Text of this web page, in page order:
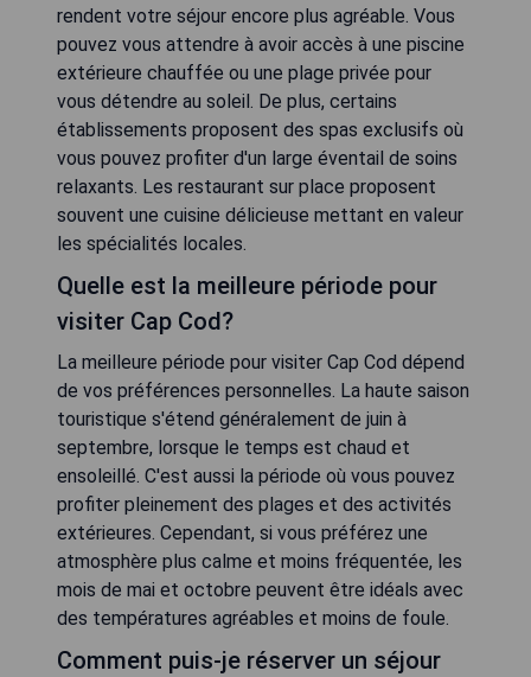
rendent votre séjour encore plus agréable. Vous
pouvez vous attendre à avoir accès à une piscine
extérieure chauffée ou une plage privée pour
vous détendre au soleil. De plus, certains
établissements proposent des spas exclusifs où
vous pouvez profiter d'un large éventail de soins
relaxants. Les restaurant sur place proposent
souvent une cuisine délicieuse mettant en valeur
les spécialités locales.
Quelle est la meilleure période pour
visiter Cap Cod?
La meilleure période pour visiter Cap Cod dépend
de vos préférences personnelles. La haute saison
touristique s'étend généralement de juin à
septembre, lorsque le temps est chaud et
ensoleillé. C'est aussi la période où vous pouvez
profiter pleinement des plages et des activités
extérieures. Cependant, si vous préférez une
atmosphère plus calme et moins fréquentée, les
mois de mai et octobre peuvent être idéals avec
des températures agréables et moins de foule.
Comment puis-je réserver un séjour